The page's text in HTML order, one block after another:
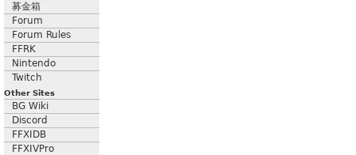
募金箱
Forum
Forum Rules
FFRK
Nintendo
Twitch
Other Sites
BG Wiki
Discord
FFXIDB
FFXIVPro